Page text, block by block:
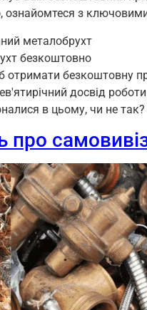
ознайомтеся з
металобрухт
безкоштовно
отримати безкоштовну
досвід
в цьому, чи не